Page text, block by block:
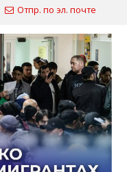
Отпр. по эл. почте